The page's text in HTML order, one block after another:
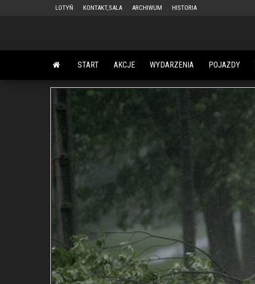
LOTYŃ KONTAKT,SALA ARCHIWUM HISTORIA
START AKCJE WYDARZENIA POJAZDY